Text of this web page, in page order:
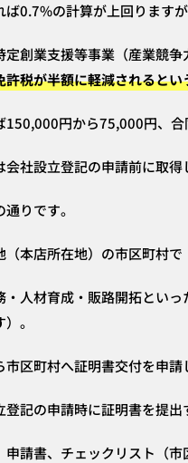
0.7%の計算が上回ります
定創業支援等事業（産業競
許税が半額に軽減されるとい
150,000円から75,000円、
社設立登記の申請前に取得
りです。
（本店所在地）の市区町村
・人材育成・販路開拓とい
。
区町村へ証明書交付を申
記の申請時に証明書を提出
申請書、チェックリスト（